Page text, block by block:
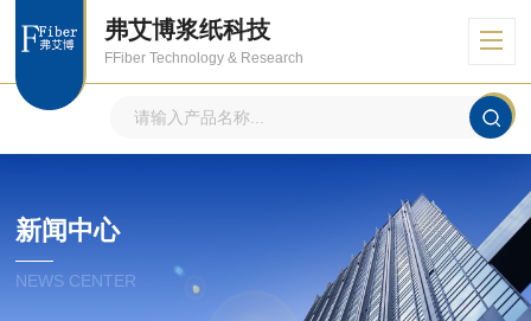
弗艾博浆纸科技
FFiber Technology & Research
新闻中心
NEWS CENTER